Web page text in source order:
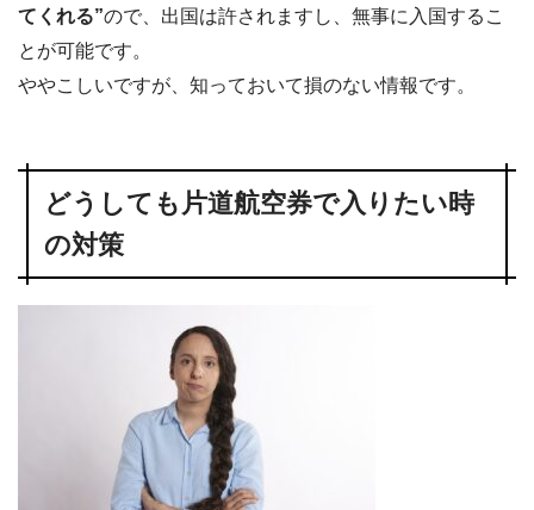
てくれる”ので、出国は許されますし、無事に入国するこ
とが可能です。
ややこしいですが、知っておいて損のない情報です。
どうしても片道航空券で入りたい時
の対策